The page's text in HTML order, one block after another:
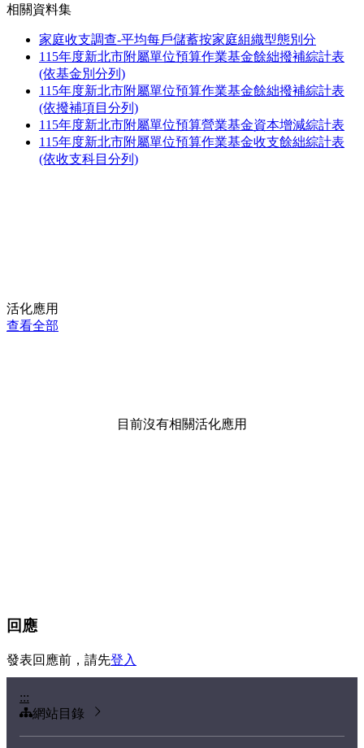
相關資料集
家庭收支調查-平均每戶儲蓄按家庭組織型態別分
115年度新北市附屬單位預算作業基金餘絀撥補綜計表
(依基金別分列)
115年度新北市附屬單位預算作業基金餘絀撥補綜計表
(依撥補項目分列)
115年度新北市附屬單位預算營業基金資本增減綜計表
115年度新北市附屬單位預算作業基金收支餘絀綜計表
(依收支科目分列)
活化應用
查看全部
目前沒有相關活化應用
回應
發表回應前，請先登入
:::
網站目錄